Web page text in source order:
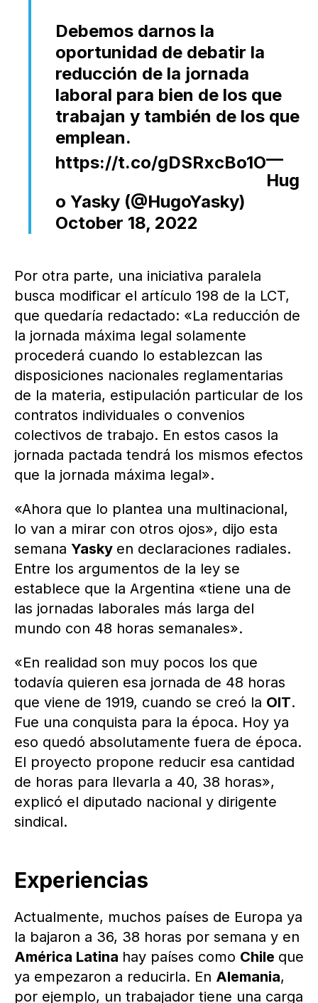
Debemos darnos la
oportunidad de debatir la
reducción de la jornada
laboral para bien de los que
trabajan y también de los que
emplean.
https://t.co/gDSRxcBo1O—
Hug
o Yasky (@HugoYasky)
October 18, 2022
Por otra parte, una iniciativa paralela
busca modificar el artículo 198 de la LCT,
que quedaría redactado: «La reducción de
la jornada máxima legal solamente
procederá cuando lo establezcan las
disposiciones nacionales reglamentarias
de la materia, estipulación particular de los
contratos individuales o convenios
colectivos de trabajo. En estos casos la
jornada pactada tendrá los mismos efectos
que la jornada máxima legal».
«Ahora que lo plantea una multinacional,
lo van a mirar con otros ojos», dijo esta
semana Yasky en declaraciones radiales.
Entre los argumentos de la ley se
establece que la Argentina «tiene una de
las jornadas laborales más larga del
mundo con 48 horas semanales».
«En realidad son muy pocos los que
todavía quieren esa jornada de 48 horas
que viene de 1919, cuando se creó la OIT.
Fue una conquista para la época. Hoy ya
eso quedó absolutamente fuera de época.
El proyecto propone reducir esa cantidad
de horas para llevarla a 40, 38 horas»,
explicó el diputado nacional y dirigente
sindical.
Experiencias
Actualmente, muchos países de Europa ya
la bajaron a 36, 38 horas por semana y en
América Latina hay países como Chile que
ya empezaron a reducirla. En Alemania,
por ejemplo, un trabajador tiene una carga